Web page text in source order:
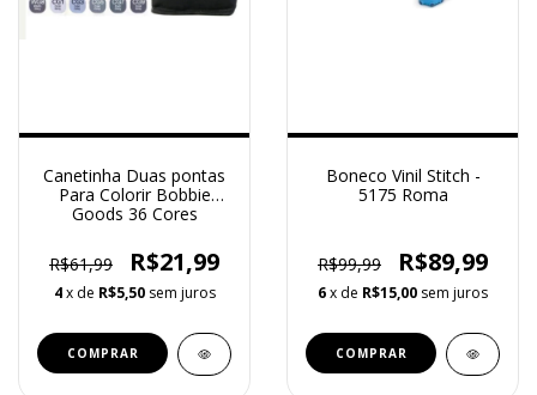
Canetinha Duas pontas
Para Colorir Bobbie
Goods 36 Cores
R$61,99 R$21,99
4 x de R$5,50 sem juros
Boneco Vinil Stitch -
5175 Roma
R$99,99 R$89,99
6x de R$15,00 sem juros